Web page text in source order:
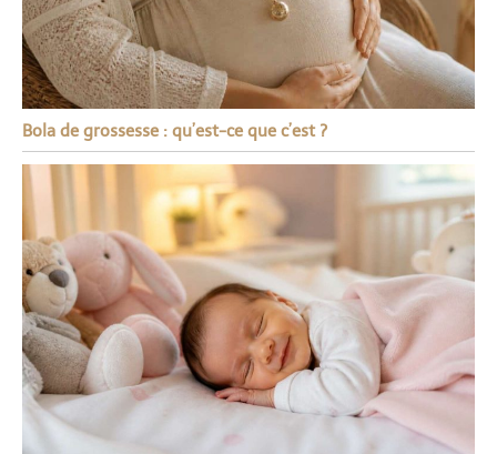
Bola de grossesse : qu’est-ce que c’est ?